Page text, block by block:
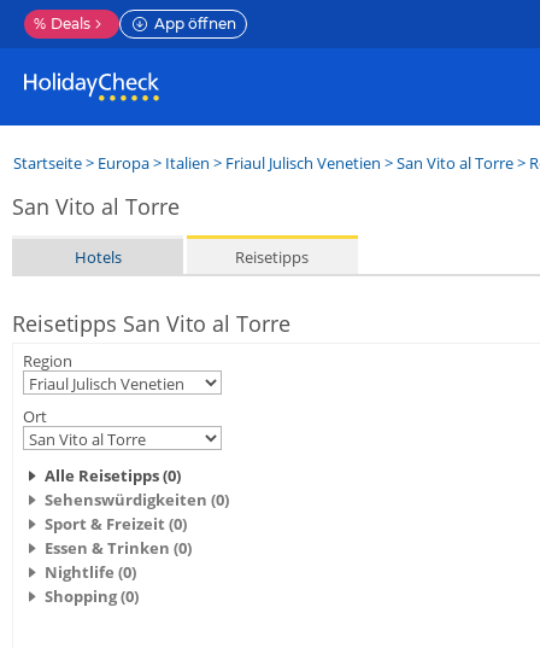
% Deals App öffnen
Startseite> Europa> Italien > Friaul Julisch Venetien >San Vito al Torre>
San Vito al Torre
Hotels Reisetipps
Reisetipps San Vito al Torre
Region
Ort
Alle Reisetipps (0)
Sehenswürdigkeiten (0)
Sport & Freizeit (0)
Essen & Trinken (0)
Nightlife (0)
Shopping (0)